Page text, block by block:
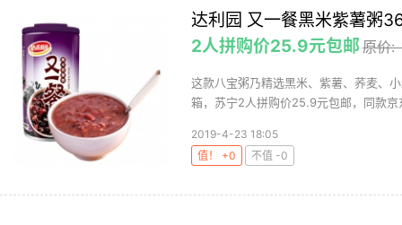
达利园 又一餐黑米紫薯粥
2人拼购价25.9元包邮原价:
这款八宝粥乃精选黑米、紫薯、荞麦、
箱，苏宁2人拼购价25.9元包邮，同款
2019-4-23 18:05
值！ +0
不值 -0